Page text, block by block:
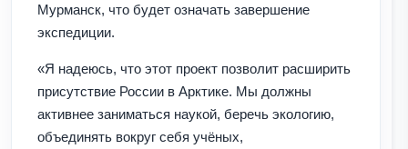
Мурманск, что будет означать завершение
экспедиции.
«Я надеюсь, что этот проект позволит расширить
присутствие России в Арктике. Мы должны
активнее заниматься наукой, беречь экологию,
объединять вокруг себя учёных,